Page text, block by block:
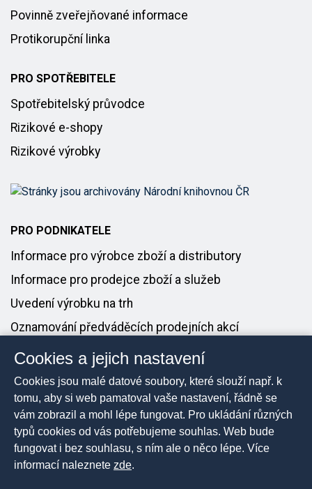
Povinně zveřejňované informace
Protikorupční linka
PRO SPOTŘEBITELE
Spotřebitelský průvodce
Rizikové e-shopy
Rizikové výrobky
PRO PODNIKATELE
Informace pro výrobce zboží a distributory
Informace pro prodejce zboží a služeb
Uvedení výrobku na trh
Oznamování předváděcích prodejních akcí
PRO MÉDIA
Tiskové zprávy
Kontakt pro média
Cookies a jejich nastavení
Cookies jsou malé datové soubory, které slouží např. k
tomu, aby si web pamatoval vaše nastavení, řádně se
vám zobrazil a mohl lépe fungovat. Pro ukládání různých
typů cookies od vás potřebujeme souhlas. Web bude
fungovat i bez souhlasu, s ním ale o něco lépe. Více
informací naleznete zde.